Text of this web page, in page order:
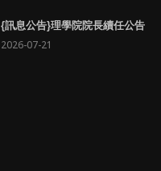
{訊息公告}理學院院長續任公告
2026-07-21